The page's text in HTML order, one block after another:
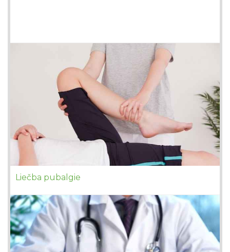
Liečba pubalgie